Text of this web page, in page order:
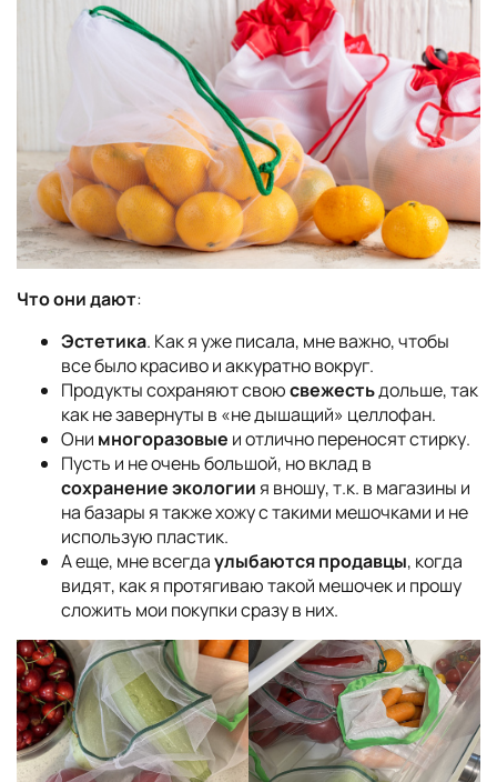
Что они дают:
Эстетика. Как я уже писала, мне важно, чтобы
все было красиво и аккуратно вокруг.
Продукты сохраняют своюсвежестьдольше, так
как не завернуты в «не дышащий» целлофан.
Они многоразовые и отлично переносят стирку.
Пусть и не очень большой, но вклад в
сохранение экологии я вношу, т.к. в магазины и
на базары я также хожу с такими мешочками и не
использую пластик.
А еще, мне всегдаулыбаются продавцы, когда
видят, как я протягиваю такой мешочек и прошу
сложить мои покупки сразу в них.